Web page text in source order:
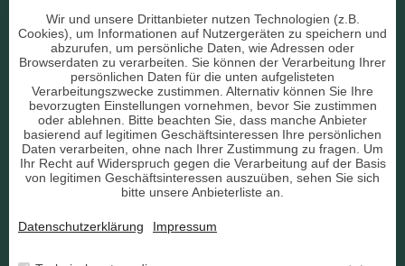
Beruf & Arbeitsleben
Liebe & Partnerschaft
sonstige Bereiche
AGB
Datenschutz
Impressum
Wir und unsere Drittanbieter nutzen Technologien (z.B.
Cookies), um Informationen auf Nutzergeräten zu speichern und
abzurufen, um persönliche Daten, wie Adressen oder
Browserdaten zu verarbeiten. Sie können der Verarbeitung Ihrer
persönlichen Daten für die unten aufgelisteten
Verarbeitungszwecke zustimmen. Alternativ können Sie Ihre
bevorzugten Einstellungen vornehmen, bevor Sie zustimmen
oder ablehnen. Bitte beachten Sie, dass manche Anbieter
basierend auf legitimen Geschäftsinteressen Ihre persönlichen
Daten verarbeiten, ohne nach Ihrer Zustimmung zu fragen. Um
Ihr Recht auf Widerspruch gegen die Verarbeitung auf der Basis
von legitimen Geschäftsinteressen auszuüben, sehen Sie sich
bitte unsere Anbieterliste an.
Datenschutzerklärung Impressum